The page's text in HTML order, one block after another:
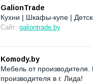
GalionTrade
Кухни | Шкафы-купе |
Сайт: galiontrade.by
Komody.by
Мебель от
производителя в г. Лида!